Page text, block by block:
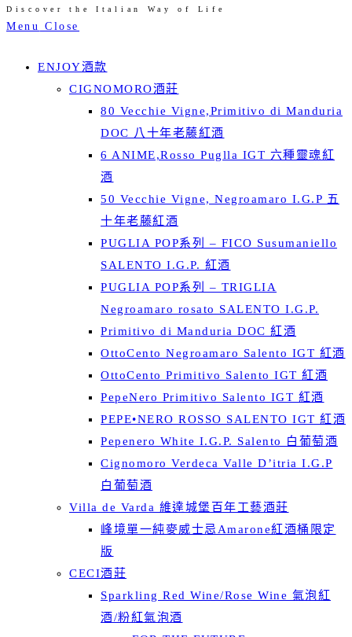
content
Discover the Italian Way of Life
Menu Close
ENJOY酒款
CIGNOMORO酒莊
80 Vecchie Vigne,Primitivo di Manduria
DOC 八十年老藤紅酒
6 ANIME,Rosso Puglla IGT 六種靈魂紅
酒
50 Vecchie Vigne, Negroamaro I.G.P 五
十年老藤紅酒
PUGLIA POP系列 – FICO Susumaniello
SALENTO I.G.P. 紅酒
PUGLIA POP系列 – TRIGLIA
Negroamaro rosato SALENTO I.G.P.
Primitivo di Manduria DOC 紅酒
OttoCento Negroamaro Salento IGT 紅酒
OttoCento Primitivo Salento IGT 紅酒
PepeNero Primitivo Salento IGT 紅酒
PEPE•NERO ROSSO SALENTO IGT 紅酒
Pepenero White I.G.P. Salento 白葡萄酒
Cignomoro Verdeca Valle D’itria I.G.P
白葡萄酒
Villa de Varda 維達城堡百年工藝酒莊
峰境單一純麥威士忌Amarone紅酒桶限定
版
CECI酒莊
Sparkling Red Wine/Rose Wine 氣泡紅
酒/粉紅氣泡酒